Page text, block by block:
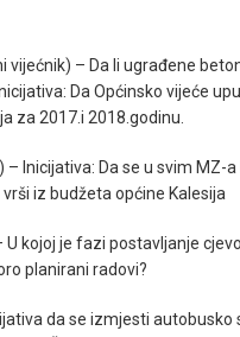
vijećnik) – Da li ugrađene
Da Općinsko vijeće
za 2017.i 2018.godinu.
– Inicijativa: Da se u svim
iz budžeta općine Kalesija
U kojoj je fazi postavljanje
planirani radovi?
da se izmjesti